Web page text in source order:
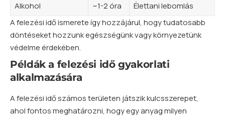
Alkohol
~1-2 óra
Élettani lebomlás
A felezési idő ismerete így hozzájárul, hogy tudatosabb
döntéseket hozzunk egészségünk vagy környezetünk
védelme érdekében.
Példák a felezési idő gyakorlati
alkalmazására
A felezési idő számos területen játszik kulcsszerepet,
ahol fontos meghatározni, hogy egy anyag milyen